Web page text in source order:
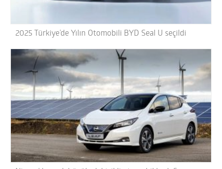
2025 Türkiye’de Yılın Otomobili BYD Seal U seçildi